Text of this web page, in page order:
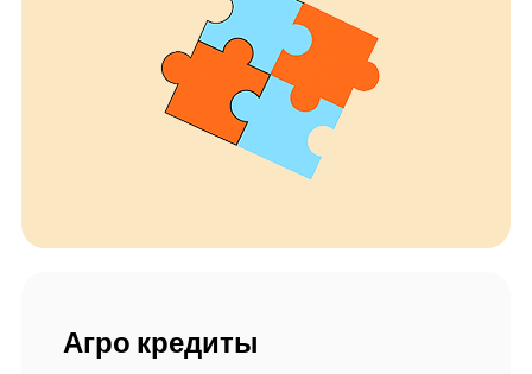
Агро кредиты